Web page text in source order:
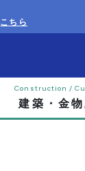
こちら
建築・金